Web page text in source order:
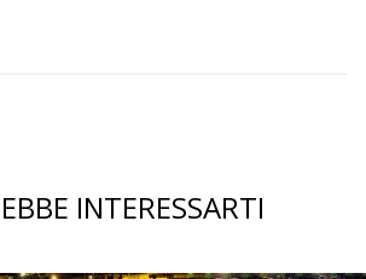
INTERESSARTI